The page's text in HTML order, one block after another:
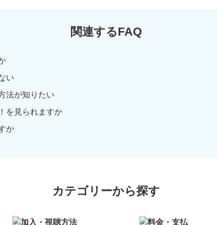
関連するFAQ
い
法が知りたい
を見られますか
か
カテゴリーから探す